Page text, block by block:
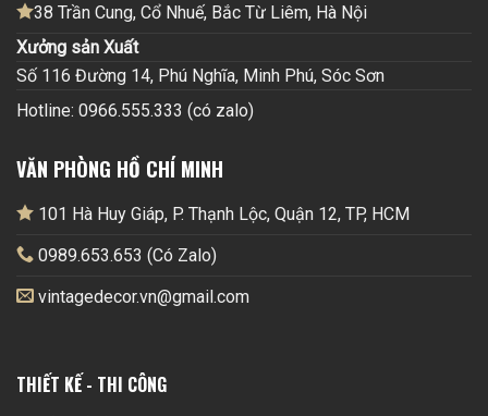
38 Trần Cung, Cổ Nhuế, Bắc Từ Liêm, Hà Nội
Xưởng sản Xuất
Số 116 Đường 14, Phú Nghĩa, Minh Phú, Sóc Sơn
Hotline: 0966.555.333 (có zalo)
VĂN PHÒNG HỒ CHÍ MINH
101 Hà Huy Giáp, P. Thạnh Lộc, Quận 12, TP, HCM
0989.653.653 (Có Zalo)
vintagedecor.vn@gmail.com
THIẾT KẾ - THI CÔNG